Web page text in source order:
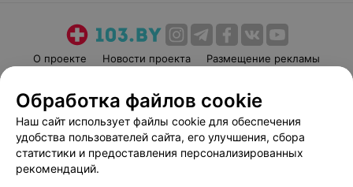
О проекте Новости проекта
Размещение рекламы
Пользовательское соглашение
Способы оплаты
Вакансии
Партнеры
Написать руководителю 103.by
Обработка файлов cookie
Наш сайт использует файлы cookie для обеспечения
удобства пользователей сайта, его улучшения, сбора
статистики и предоставления персонализированных
рекомендаций.